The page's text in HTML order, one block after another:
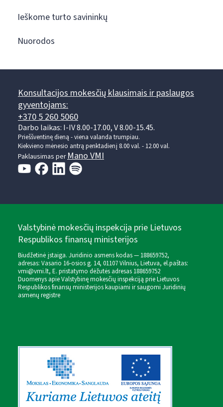
Ieškome turto savininkų
Nuorodos
Konsultacijos mokesčių klausimais ir paslaugos
gyventojams:
+370 5 260 5060
Darbo laikas: I-IV 8.00-17.00, V 8.00-15.45.
Prieššventinę dieną - viena valanda trumpiau.
Kiekvieno mėnesio antrą penktadienį 8.00 val. - 12.00 val.
Paklausimas perMano VMI
Valstybinė mokesčių inspekcija prie Lietuvos
Respublikos finansų ministerijos
Biudžetinė įstaiga. Juridinio asmens kodas — 188659752,
adresas: Vasario 16-osios g. 14, 01107 Vilnius, Lietuva, el.paštas:
vmi@vmi.lt, E. pristatymo dėžutės adresas 188659752
Duomenys apie Valstybinę mokesčių inspekciją prie Lietuvos
Respublikos finansų ministerijos kaupiami ir saugomi Juridinių
asmenų registre